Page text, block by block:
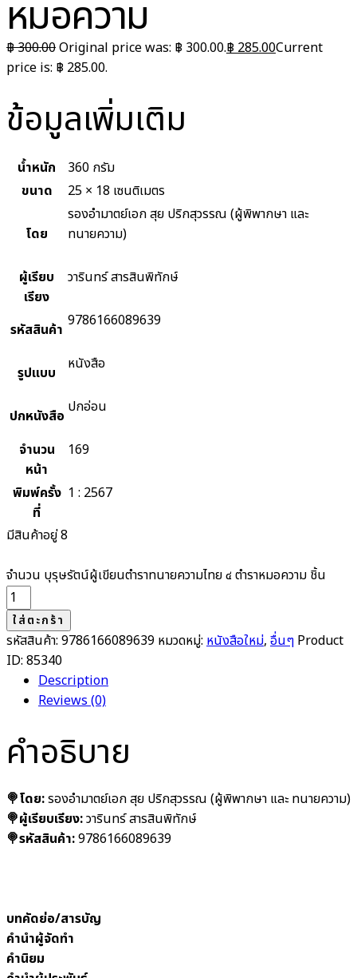
หมอความ
฿300.00Original price was: ฿ 300.00.฿ 285.00Current
price is: ฿ 285.00.
ข้อมูลเพิ่มเติม
น้ำหนัก
360 กรัม
ขนาด
25 × 18 เซนติเมตร
โดย
รองอำมาตย์เอก สุย ปริกสุวรรณ (ผู้พิพากษา และ
ทนายความ)
ผู้เรียบ
เรียง
วารินทร์ สารสินพิทักษ์
รหัสสินค้า 9786166089639
รูปแบบ หนังสือ
ปกหนังสือ ปกอ่อน
จำนวน
หน้า
169
พิมพ์ครั้ง
ที่
1 : 2567
มีสินค้าอยู่ 8
จำนวน บุรุษรัตน์ผู้เขียนตำราทนายความไทย ๔ ตำราหมอความ ชิ้น
ใส่ตะกร้า
รหัสสินค้า: 9786166089639 หมวดหมู่: หนังสือใหม่, อื่นๆ Product
ID: 85340
Description
Reviews (0)
คำอธิบาย
🍭โดย:รองอำมาตย์เอก สุย ปริกสุวรรณ (ผู้พิพากษา และ ทนายความ)
🍭ผู้เรียบเรียง:วารินทร์ สารสินพิทักษ์
🍭รหัสสินค้า:9786166089639
บทคัดย่อ/สารบัญ
คำนำผู้จัดทำ
คำนิยม